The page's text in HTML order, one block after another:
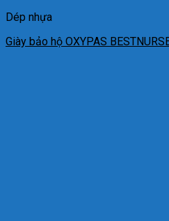
Dép nhựa
Giày bảo hộ OXYPAS